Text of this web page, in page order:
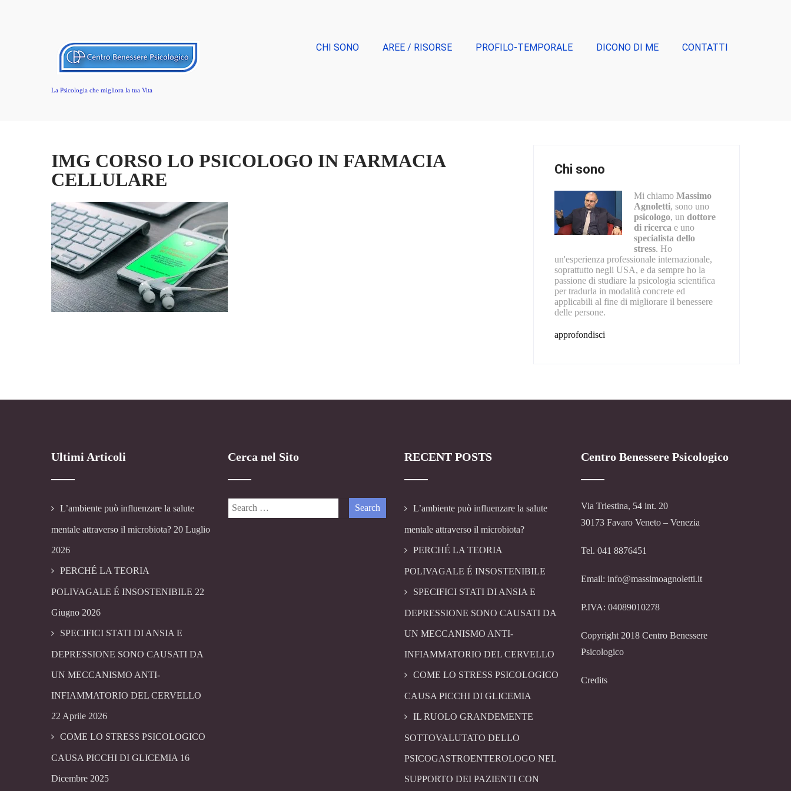
La Psicologia che migliora la tua Vita
CHI SONO AREE / RISORSE PROFILO-TEMPORALE DICONO DI ME CONTATTI
IMG CORSO LO PSICOLOGO IN FARMACIA
CELLULARE
Chi sono
Mi chiamoMassimo
Agnoletti, sono uno
psicologo, undottore
di ricerca e uno
specialista dello
stress. Ho
un'esperienza professionale internazionale,
soprattutto negli USA, e da sempre ho la
passione di studiare la psicologia scientifica
per tradurla in modalità concrete ed
applicabili al fine di migliorare il benessere
delle persone.
approfondisci
Ultimi Articoli
L’ambiente può influenzare la salute
mentale attraverso il microbiota? 20 Luglio
2026
PERCHÉ LA TEORIA
POLIVAGALE É INSOSTENIBILE 22
Giugno 2026
SPECIFICI STATI DI ANSIA E
DEPRESSIONE SONO CAUSATI DA
UN MECCANISMO ANTI-
INFIAMMATORIO DEL CERVELLO
22 Aprile 2026
COME LO STRESS PSICOLOGICO
CAUSA PICCHI DI GLICEMIA 16
Dicembre 2025
Cerca nel Sito RECENT POSTS
L’ambiente può influenzare la salute
mentale attraverso il microbiota?
PERCHÉ LA TEORIA
POLIVAGALE É INSOSTENIBILE
SPECIFICI STATI DI ANSIA E
DEPRESSIONE SONO CAUSATI DA
UN MECCANISMO ANTI-
INFIAMMATORIO DEL CERVELLO
COME LO STRESS PSICOLOGICO
CAUSA PICCHI DI GLICEMIA
IL RUOLO GRANDEMENTE
SOTTOVALUTATO DELLO
PSICOGASTROENTEROLOGO NEL
SUPPORTO DEI PAZIENTI CON
Centro Benessere Psicologico
Via Triestina, 54 int. 20
30173 Favaro Veneto – Venezia
Tel. 041 8876451
Email: info@massimoagnoletti.it
P.IVA: 04089010278
Copyright 2018 Centro Benessere
Psicologico
Credits